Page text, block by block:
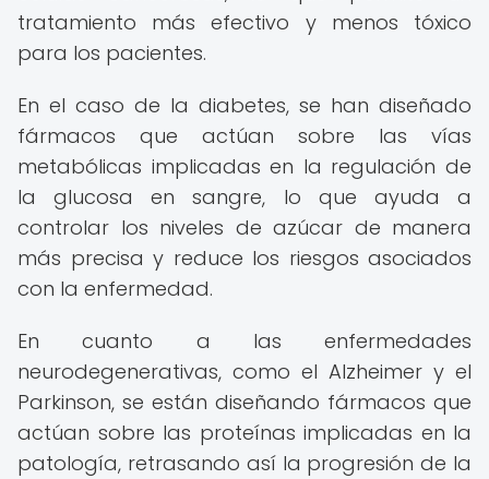
tratamiento más efectivo y menos tóxico
para los pacientes.
En el caso de la diabetes, se han diseñado
fármacos que actúan sobre las vías
metabólicas implicadas en la regulación de
la glucosa en sangre, lo que ayuda a
controlar los niveles de azúcar de manera
más precisa y reduce los riesgos asociados
con la enfermedad.
En cuanto a las enfermedades
neurodegenerativas, como el Alzheimer y el
Parkinson, se están diseñando fármacos que
actúan sobre las proteínas implicadas en la
patología, retrasando así la progresión de la